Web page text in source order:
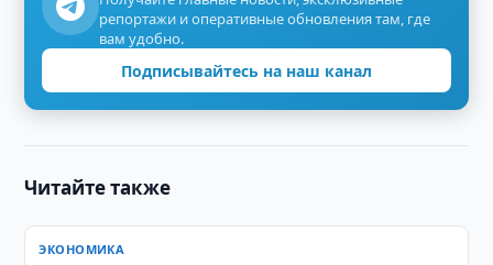
репортажи и оперативные обновления там, где
вам удобно.
Подписывайтесь на наш канал
Читайте также
ЭКОНОМИКА